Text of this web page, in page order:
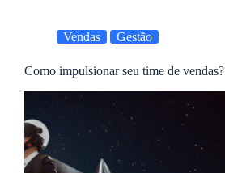
Vendas Gestão
Como impulsionar seu time de vendas?